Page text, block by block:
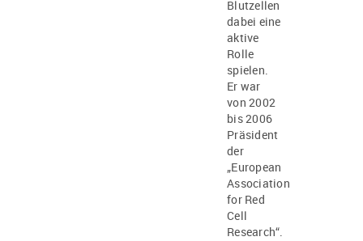
Blutzellen
dabei eine
aktive
Rolle
spielen.
Er war
von 2002
bis 2006
Präsident
der
„European
Association
for Red
Cell
Research“.